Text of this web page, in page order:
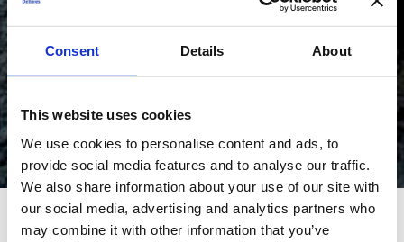
Consent Details About
This website uses cookies
We use cookies to personalise content and ads, to
provide social media features and to analyse our traffic.
We also share information about your use of our site with
our social media, advertising and analytics partners who
may combine it with other information that you’ve